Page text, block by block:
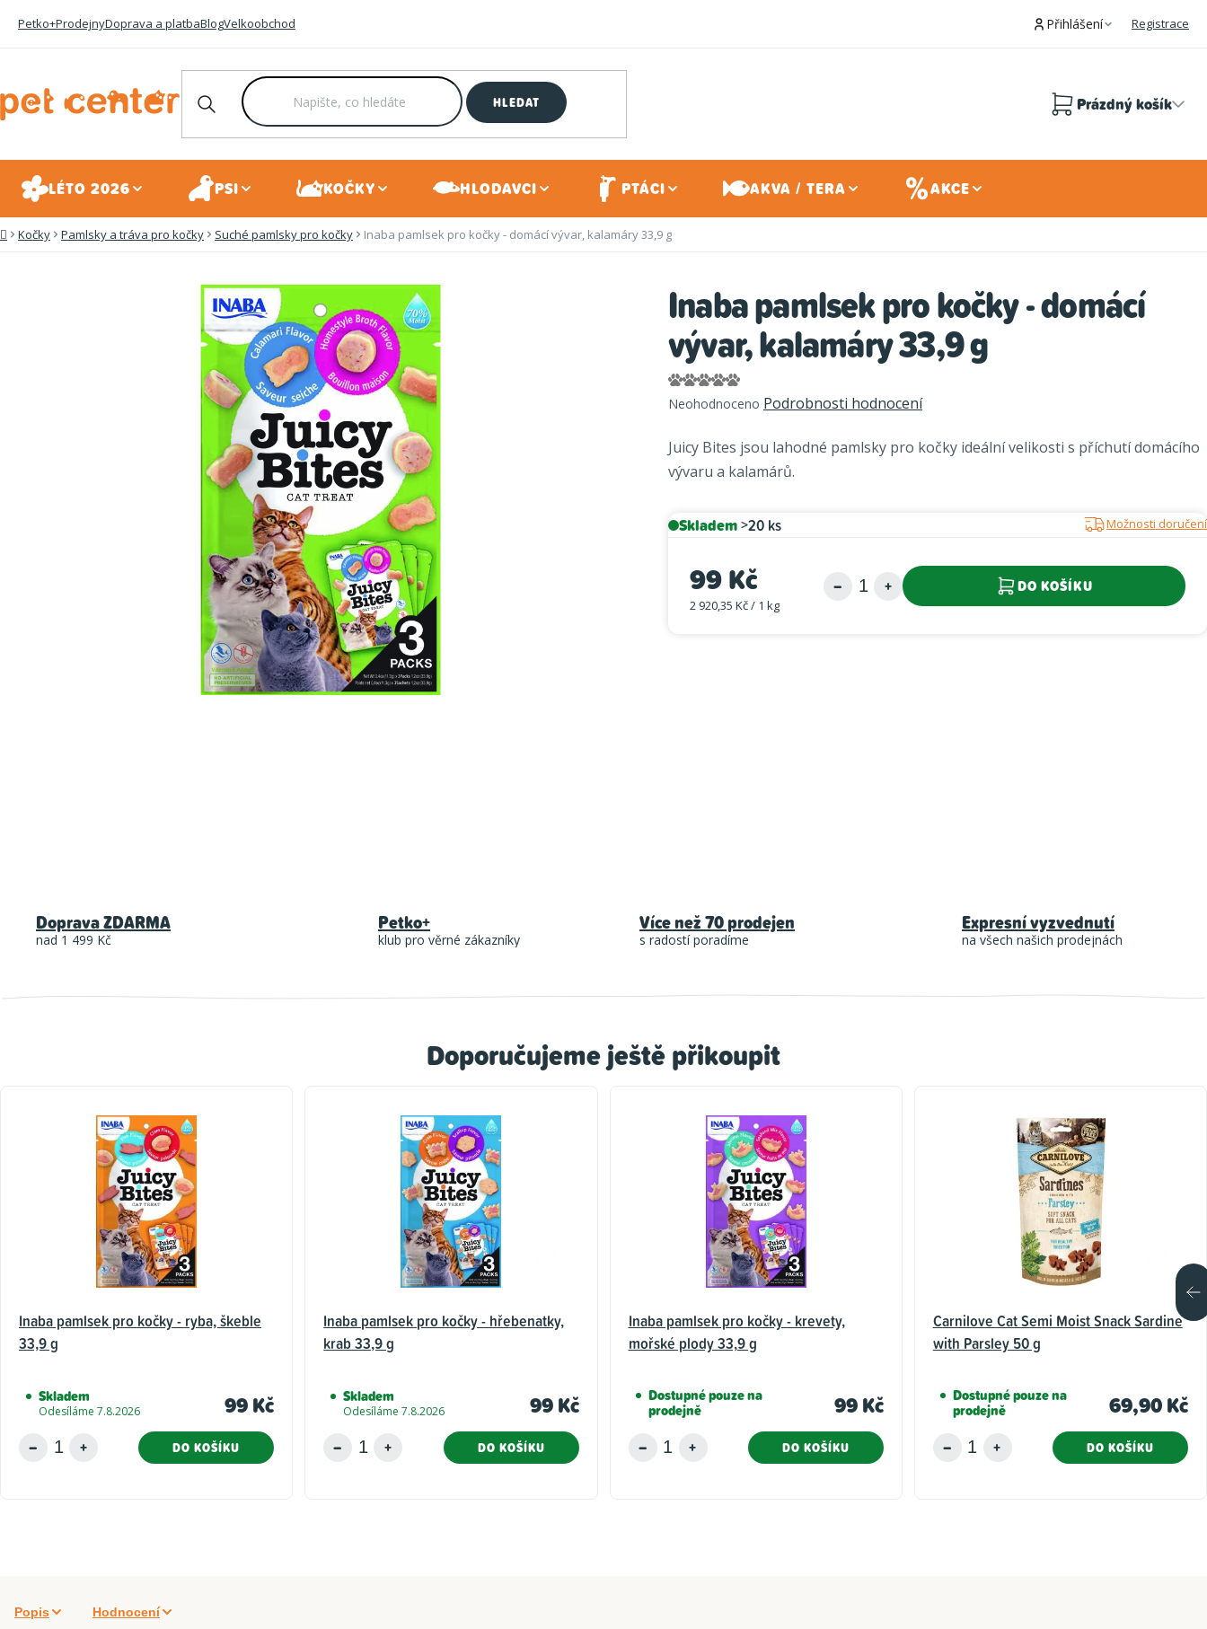
Petko+ProdejnyDoprava a platbaBlogVelkoobchod Přihlášení Registrace
HLEDAT Prázdný košík
LÉTO 2026 PSI KOČKY HLODAVCI PTÁCI AKVA / TERA AKCE
DomůKočky Pamlsky a tráva pro kočky Suché pamlsky pro kočky Inaba pamlsek pro kočky - domácí vývar, kalamáry 33,9 g
Inaba pamlsek pro kočky - domácí
vývar, kalamáry 33,9 g
Průměrné
hodnocení
je
0,0
5
Neohodnoceno Podrobnosti hodnocení
Juicy Bites jsou lahodné pamlsky pro kočky ideální velikosti s příchutí domácího
vývaru a kalamárů.
Skladem>20 ks Možnosti doručení
99 Kč
Měrná cena:
2 920,35 Kč / 1 kg
DO KOŠÍKU
Doporučujeme ještě přikoupit
Inaba pamlsek pro kočky - ryba, škeble
33,9 g
Skladem
Odesíláme 7.8.2026 99 Kč
DO KOŠÍKU
Inaba pamlsek pro kočky - hřebenatky,
krab 33,9 g
Skladem
Odesíláme 7.8.2026 99 Kč
DO KOŠÍKU
Inaba pamlsek pro kočky - krevety,
mořské plody 33,9 g
Dostupné pouze na
prodejně 99 Kč
DO KOŠÍKU
Carnilove Cat Semi Moist Snack Sardine
with Parsley 50 g
Dostupné pouze na
prodejně 69,90 Kč
DO KOŠÍKU
Doprava ZDARMA
nad 1 499 Kč
Petko+
klub pro věrné zákazníky
Více než 70 prodejen
s radostí poradíme
Expresní vyzvednutí
na všech našich prodejnách
Popis Hodnocení